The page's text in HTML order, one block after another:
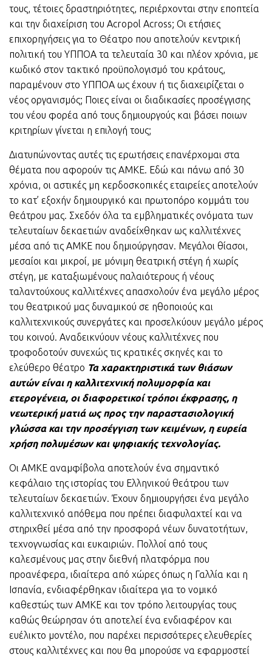
τους, τέτοιες δραστηριότητες, περιέρχονται στην εποπτεία
και την διαχείριση του Acropol Across; Οι ετήσιες
επιχορηγήσεις για το Θέατρο που αποτελούν κεντρική
πολιτική του ΥΠΠΟΑ τα τελευταία 30 και πλέον χρόνια, με
κωδικό στον τακτικό προϋπολογισμό του κράτους,
παραμένουν στο ΥΠΠΟΑ ως έχουν ή τις διαχειρίζεται ο
νέος οργανισμός; Ποιες είναι οι διαδικασίες προσέγγισης
του νέου φορέα από τους δημιουργούς και βάσει ποιων
κριτηρίων γίνεται η επιλογή τους;
Διατυπώνοντας αυτές τις ερωτήσεις επανέρχομαι στα
θέματα που αφορούν τις ΑΜΚΕ. Εδώ και πάνω από 30
χρόνια, οι αστικές μη κερδοσκοπικές εταιρείες αποτελούν
το κατ’ εξοχήν δημιουργικό και πρωτοπόρο κομμάτι του
θεάτρου μας. Σχεδόν όλα τα εμβληματικές ονόματα των
τελευταίων δεκαετιών αναδείχθηκαν ως καλλιτέχνες
μέσα από τις ΑΜΚΕ που δημιούργησαν. Μεγάλοι θίασοι,
μεσαίοι και μικροί, με μόνιμη θεατρική στέγη ή χωρίς
στέγη, με καταξιωμένους παλαιότερους ή νέους
ταλαντούχους καλλιτέχνες απασχολούν ένα μεγάλο μέρος
του θεατρικού μας δυναμικού σε ηθοποιούς και
καλλιτεχνικούς συνεργάτες και προσελκύουν μεγάλο μέρος
του κοινού. Αναδεικνύουν νέους καλλιτέχνες που
τροφοδοτούν συνεχώς τις κρατικές σκηνές και το
ελεύθερο θέατρο Τα χαρακτηριστικά των θιάσων
αυτών είναι η καλλιτεχνική πολυμορφία και
ετερογένεια, οι διαφορετικοί τρόποι έκφρασης, η
νεωτερική ματιά ως προς την παραστασιολογική
γλώσσα και την προσέγγιση των κειμένων, η ευρεία
χρήση πολυμέσων και ψηφιακής τεχνολογίας.
Οι ΑΜΚΕ αναμφίβολα αποτελούν ένα σημαντικό
κεφάλαιο της ιστορίας του Ελληνικού θεάτρου των
τελευταίων δεκαετιών. Έχουν δημιουργήσει ένα μεγάλο
καλλιτεχνικό απόθεμα που πρέπει διαφυλαχτεί και να
στηριχθεί μέσα από την προσφορά νέων δυνατοτήτων,
τεχνογνωσίας και ευκαιριών. Πολλοί από τους
καλεσμένους μας στην διεθνή πλατφόρμα που
προανέφερα, ιδιαίτερα από χώρες όπως η Γαλλία και η
Ισπανία, ενδιαφέρθηκαν ιδιαίτερα για το νομικό
καθεστώς των ΑΜΚΕ και τον τρόπο λειτουργίας τους
καθώς θεώρησαν ότι αποτελεί ένα ενδιαφέρον και
ευέλικτο μοντέλο, που παρέχει περισσότερες ελευθερίες
στους καλλιτέχνες και που θα μπορούσε να εφαρμοστεί